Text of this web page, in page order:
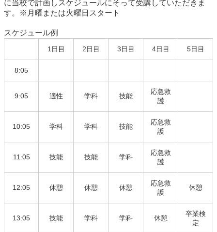
に当校で計画しスケジュールにそって受講していただきま
す。※月曜または火曜日スタート
スケジュール例
1日目 2日目 3日目 4日目 5日目
8:05
9:05 適性 学科 技能
応急救
護
10:05 学科 学科 技能
応急救
護
11:05 技能 技能 学科
応急救
護
12:05 休憩 休憩 休憩
応急救
護
休憩
13:05 技能 学科 学科 休憩
卒業検
定